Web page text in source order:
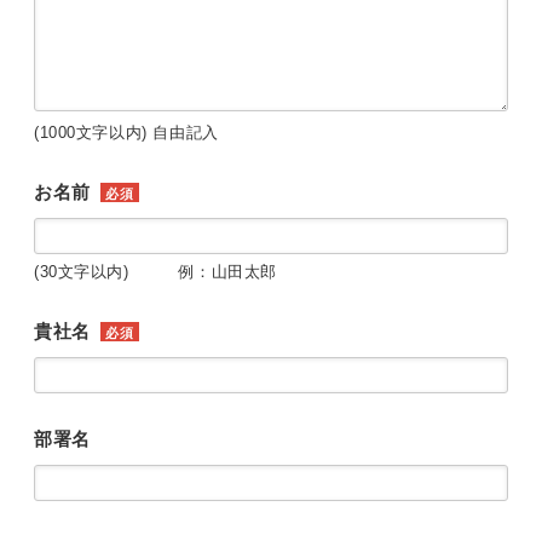
(1000文字以内) 自由記入
お名前 必須
(30文字以内) 例：山田太郎
貴社名 必須
部署名